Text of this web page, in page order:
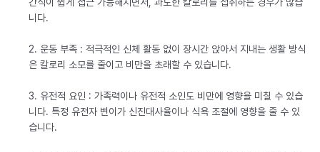
니다.
2. 운동 부족 : 적극적인 신체 활동 없이 장시간 앉아서 지내는 생활 방식
은 칼로리 소모를 줄이고 비만을 초래할 수 있습니다.
3. 유전적 요인 : 가족력이나 유전적 소인도 비만에 영향을 미칠 수 있습
니다. 특정 유전자 변이가 신진대사율이나 식욕 조절에 영향을 줄 수 있
습니다.